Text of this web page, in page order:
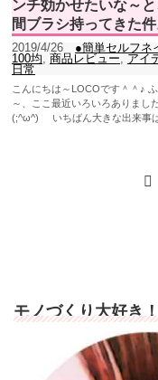
ンチ効かせたいな～
間ブラシ持ってきた件
2019/4/26
●簡単セルフネ
100均, 商品レビュー, アイ
日常
こんにちは～LOCOです＾＾♪
～、ここ最近いろいろありまし
(;^ω^) いちばん大きな出来事
モノづくり大好き